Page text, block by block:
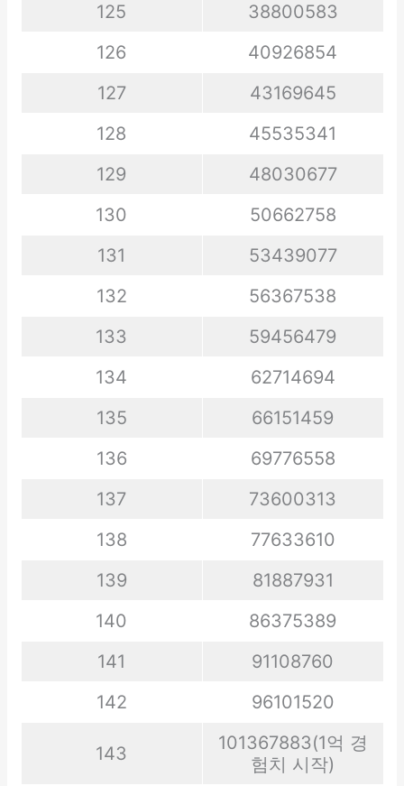
125
38800583
126
40926854
127
43169645
128
45535341
129
48030677
130
50662758
131
53439077
132
56367538
133
59456479
134
62714694
135
66151459
136
69776558
137
73600313
138
77633610
139
81887931
140
86375389
141
91108760
142
96101520
143
101367883(1억 경
험치 시작)